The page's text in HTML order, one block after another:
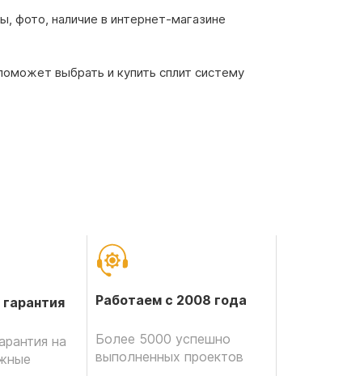
фото, наличие в интернет-магазине
выбрать и купить сплит систему
на
Работаем с 2008 года
Более 5000 успешно
выполненных проектов